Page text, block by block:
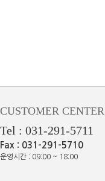
CUSTOMER CENTER
Tel : 031-291-5711
Fax : 031-291-5710
운영시간 : 09:00 ~ 18:00